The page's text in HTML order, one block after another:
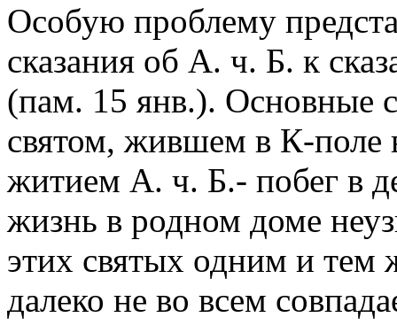
Особую проблему
сказания об А. ч. Б. к
(пам. 15 янв.). Основные
святом, жившем в К-поле
житием А. ч. Б.- побег в
жизнь в родном доме
этих святых одним и
далеко не во всем